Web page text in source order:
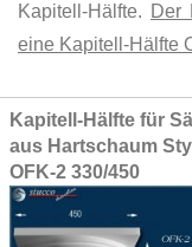
Kapitell-Hälfte. Der
eine Kapitell-Hälfte
Grouped
product
items
Kapitell-Hälfte für
aus Hartschaum
OFK-2 330/450